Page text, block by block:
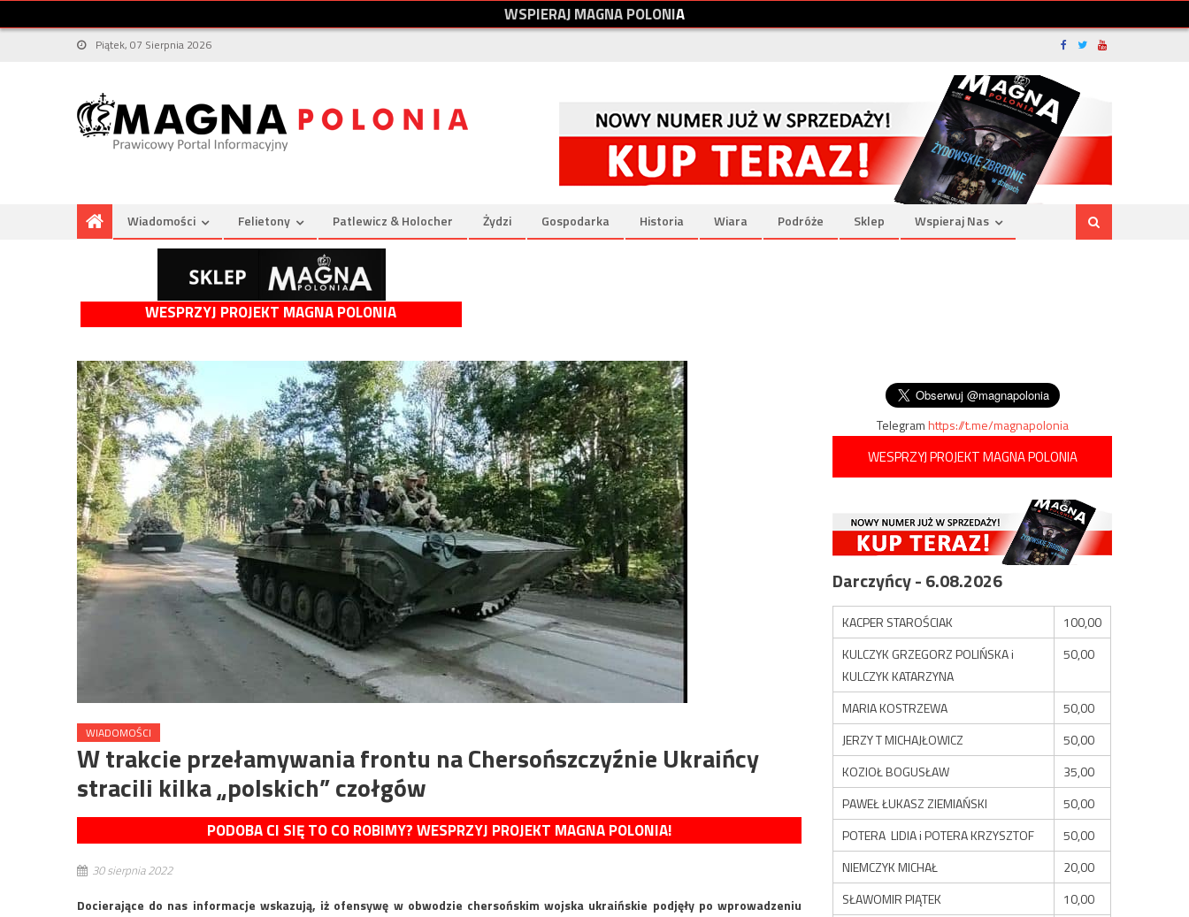
WSPIERAJMAGNAPOLONIA
Piątek, 07 Sierpnia 2026
Wiadomości Felietony Patlewicz & Holocher Żydzi Gospodarka Historia Wiara Podróże Sklep Wspieraj Nas
WESPRZYJ PROJEKT MAGNA POLONIA
WIADOMOŚCI
W trakcie przełamywania frontu na Chersońszczyźnie Ukraińcy
stracili kilka „polskich” czołgów
PODOBA CI SIĘ TO CO ROBIMY? WESPRZYJ PROJEKT MAGNA POLONIA!
30 sierpnia 2022
Docierające do nas informacje wskazują, iż ofensywę w obwodzie chersońskim wojska ukraińskie podjęły po wprowadzeniu
Telegramhttps://t.me/magnapolonia
WESPRZYJ PROJEKT MAGNA POLONIA
Darczyńcy - 6.08.2026
KACPER STAROŚCIAK
100,00
KULCZYK GRZEGORZ POLIŃSKA i
KULCZYK KATARZYNA
50,00
MARIA KOSTRZEWA
50,00
JERZY T MICHAJŁOWICZ
50,00
KOZIOŁ BOGUSŁAW
35,00
PAWEŁ ŁUKASZ ZIEMIAŃSKI
50,00
POTERA LIDIA i POTERA KRZYSZTOF
50,00
NIEMCZYK MICHAŁ
20,00
SŁAWOMIR PIĄTEK
10,00